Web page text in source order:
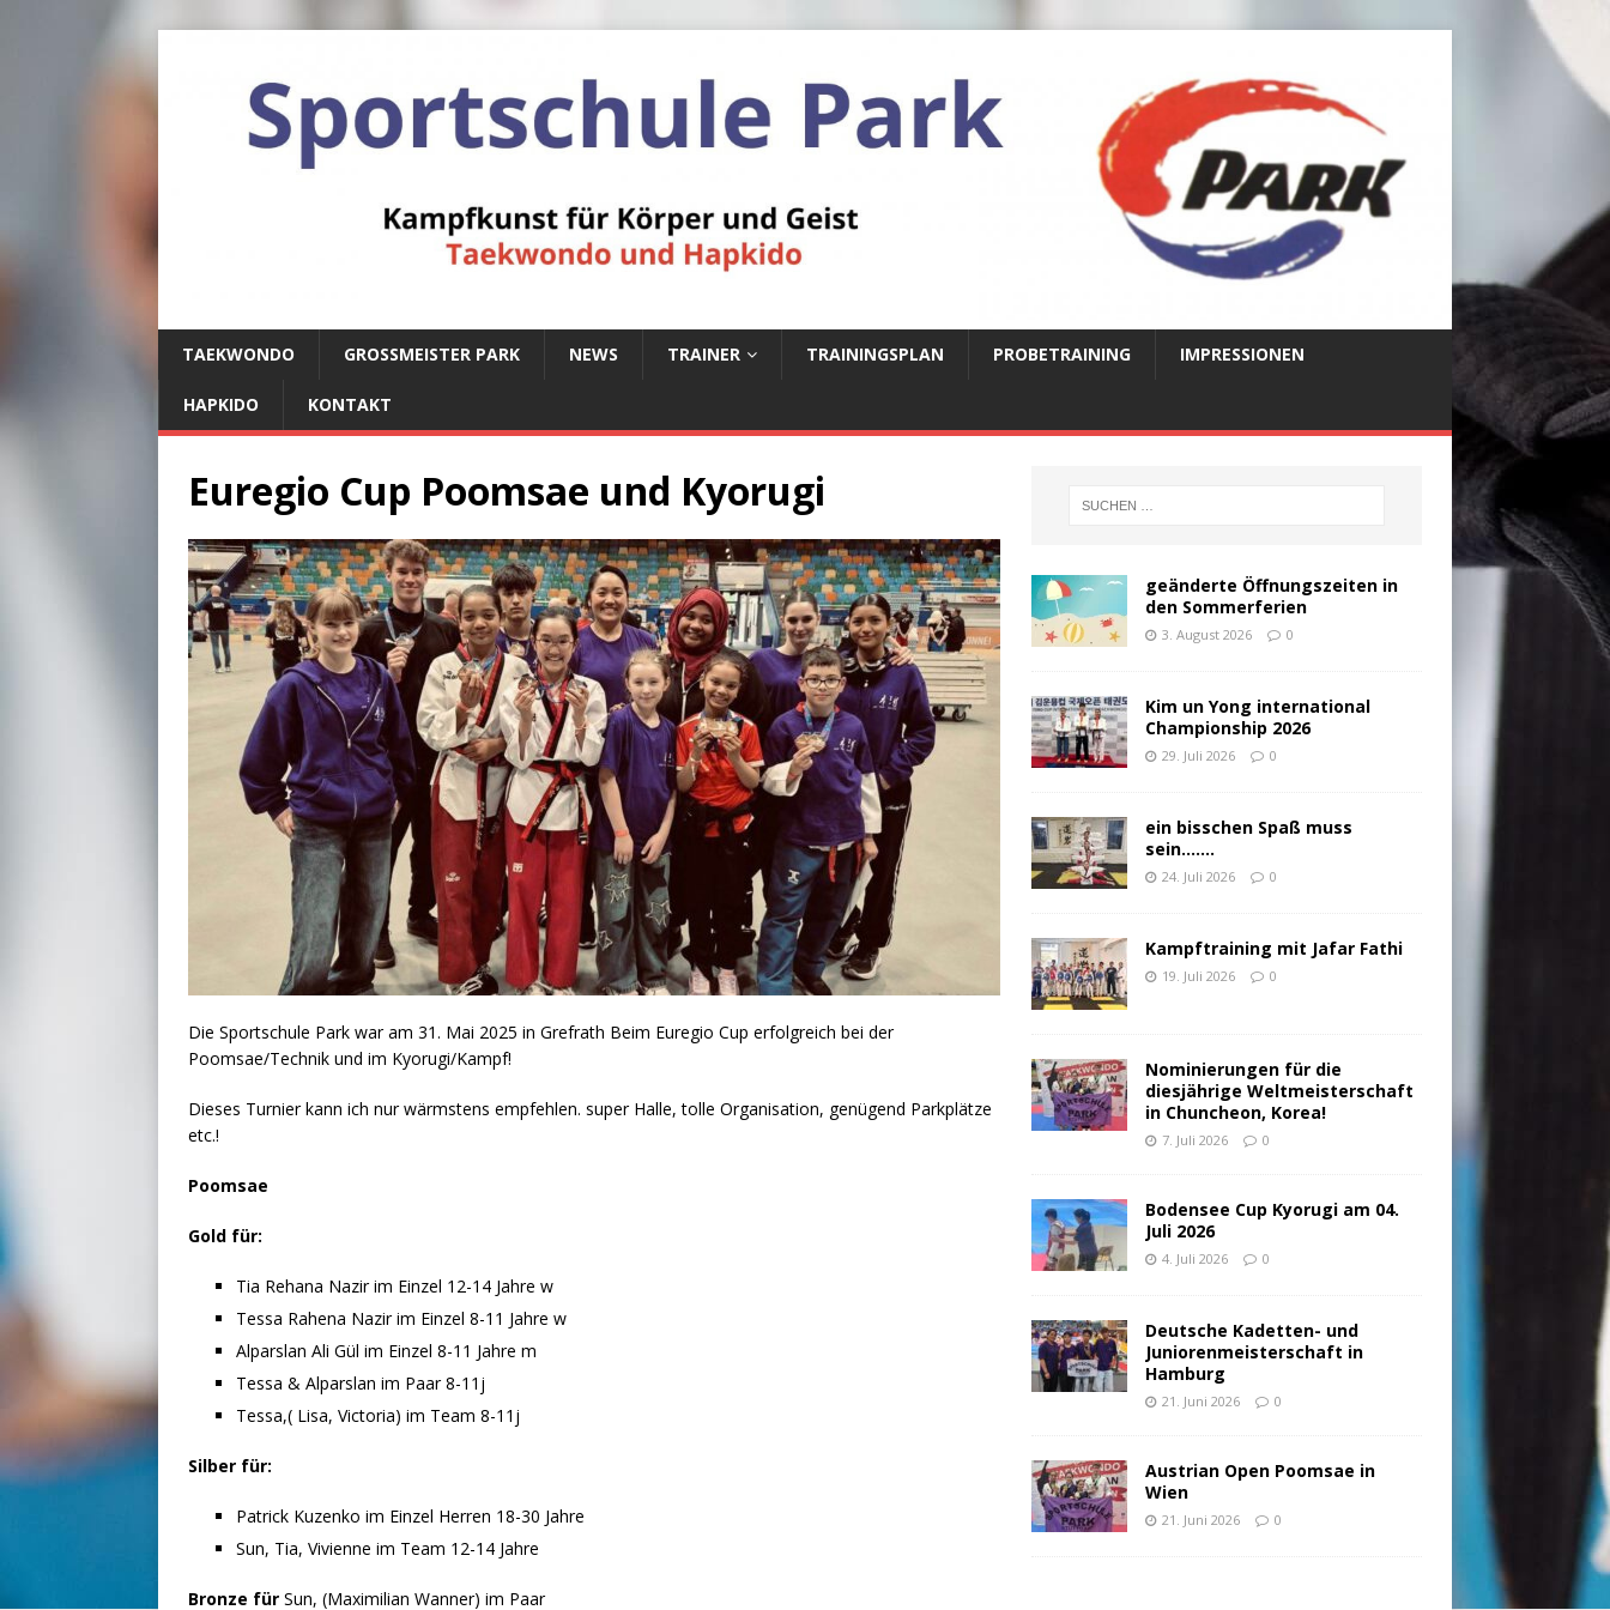
TAEKWONDO GROSSMEISTER PARK NEWS TRAINER TRAININGSPLAN PROBETRAINING IMPRESSIONEN
HAPKIDO KONTAKT
Euregio Cup Poomsae und Kyorugi
Die Sportschule Park war am 31. Mai 2025 in Grefrath Beim Euregio Cup erfolgreich bei der
Poomsae/Technik und im Kyorugi/Kampf!
Dieses Turnier kann ich nur wärmstens empfehlen. super Halle, tolle Organisation, genügend Parkplätze
etc.!
Poomsae
Gold für:
Tia Rehana Nazir im Einzel 12-14 Jahre w
Tessa Rahena Nazir im Einzel 8-11 Jahre w
Alparslan Ali Gül im Einzel 8-11 Jahre m
Tessa & Alparslan im Paar 8-11j
Tessa,( Lisa, Victoria) im Team 8-11j
Silber für:
Patrick Kuzenko im Einzel Herren 18-30 Jahre
Sun, Tia, Vivienne im Team 12-14 Jahre
Bronze für Sun, (Maximilian Wanner) im Paar
geänderte Öffnungszeiten in
den Sommerferien
3. August 2026 0
Kim un Yong international
Championship 2026
29. Juli 2026 0
ein bisschen Spaß muss
sein…….
24. Juli 2026 0
Kampftraining mit Jafar Fathi
19. Juli 2026 0
Nominierungen für die
diesjährige Weltmeisterschaft
in Chuncheon, Korea!
7. Juli 2026 0
Bodensee Cup Kyorugi am 04.
Juli 2026
4. Juli 2026 0
Deutsche Kadetten- und
Juniorenmeisterschaft in
Hamburg
21. Juni 2026 0
Austrian Open Poomsae in
Wien
21. Juni 2026 0